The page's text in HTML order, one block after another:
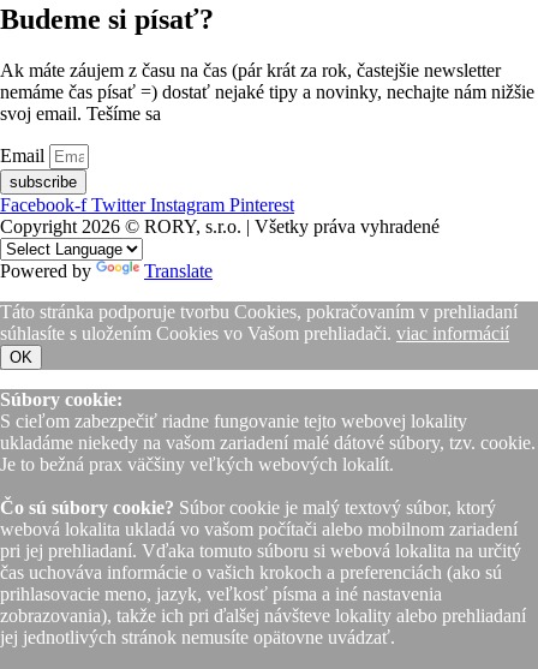
Budeme si písať?
Ak máte záujem z času na čas (pár krát za rok, častejšie newsletter
nemáme čas písať =) dostať nejaké tipy a novinky, nechajte nám nižšie
svoj email. Tešíme sa
Email
subscribe
Facebook-f Twitter Instagram Pinterest
Copyright 2026 © RORY, s.r.o. | Všetky práva vyhradené
Powered by
Translate
Táto stránka podporuje tvorbu Cookies, pokračovaním v prehliadaní
súhlasíte s uložením Cookies vo Vašom prehliadači. viac informácií
OK
Súbory cookie:
S cieľom zabezpečiť riadne fungovanie tejto webovej lokality
ukladáme niekedy na vašom zariadení malé dátové súbory, tzv. cookie.
Je to bežná prax väčšiny veľkých webových lokalít.
Čo sú súbory cookie? Súbor cookie je malý textový súbor, ktorý
webová lokalita ukladá vo vašom počítači alebo mobilnom zariadení
pri jej prehliadaní. Vďaka tomuto súboru si webová lokalita na určitý
čas uchováva informácie o vašich krokoch a preferenciách (ako sú
prihlasovacie meno, jazyk, veľkosť písma a iné nastavenia
zobrazovania), takže ich pri ďalšej návšteve lokality alebo prehliadaní
jej jednotlivých stránok nemusíte opätovne uvádzať.